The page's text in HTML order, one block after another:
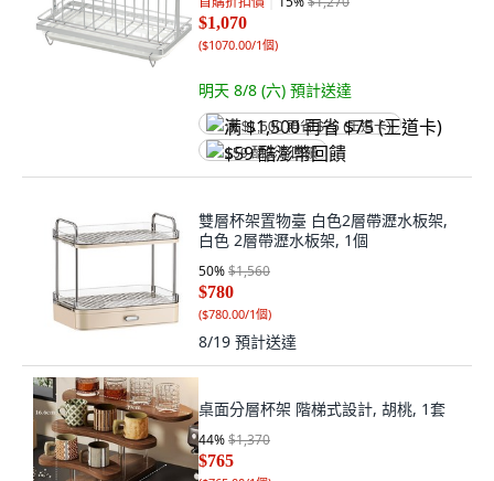
$1,070
($1070.00/1個)
明天 8/8 (六) 預計送達
满 $1,500 再省 $75 (王道卡)
$59 酷澎幣回饋
雙層杯架置物臺 白色2層帶瀝水板架,
白色 2層帶瀝水板架, 1個
50%$1,560
$780
($780.00/1個)
8/19 預計送達
桌面分層杯架 階梯式設計, 胡桃, 1套
44%$1,370
$765